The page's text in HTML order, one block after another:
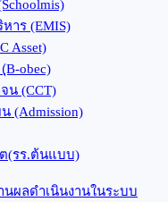
าร (EMIS)
Asset)
B-obec)
น (CCT)
(Admission)
ต(รร.ต้นแบบ)
นผลดำเนินงานในระบบ